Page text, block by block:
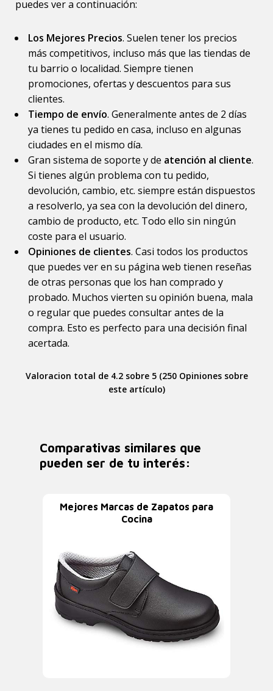
puedes ver a continuación:
Los Mejores Precios. Suelen tener los precios
más competitivos, incluso más que las tiendas de
tu barrio o localidad. Siempre tienen
promociones, ofertas y descuentos para sus
clientes.
Tiempo de envío. Generalmente antes de 2 días
ya tienes tu pedido en casa, incluso en algunas
ciudades en el mismo día.
Gran sistema de soporte y de atención al cliente.
Si tienes algún problema con tu pedido,
devolución, cambio, etc. siempre están dispuestos
a resolverlo, ya sea con la devolución del dinero,
cambio de producto, etc. Todo ello sin ningún
coste para el usuario.
Opiniones de clientes. Casi todos los productos
que puedes ver en su página web tienen reseñas
de otras personas que los han comprado y
probado. Muchos vierten su opinión buena, mala
o regular que puedes consultar antes de la
compra. Esto es perfecto para una decisión final
acertada.
Valoracion total de 4.2 sobre 5 (250 Opiniones sobre
este artículo)
Comparativas similares que
pueden ser de tu interés:
Mejores Marcas de Zapatos para
Cocina